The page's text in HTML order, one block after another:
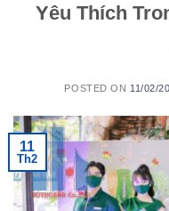
Yêu Thích
POSTED ON 11/02/
11
Th2